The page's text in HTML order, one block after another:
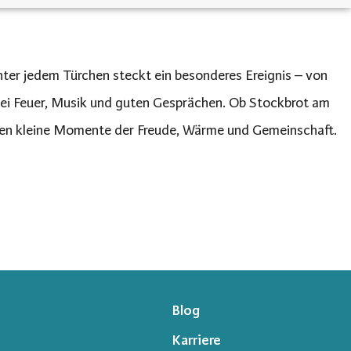
jedem Türchen steckt ein besonderes Ereignis – von
Musik und guten Gesprächen. Ob Stockbrot am
kleine Momente der Freude, Wärme und Gemeinschaft.
Blog
Karriere